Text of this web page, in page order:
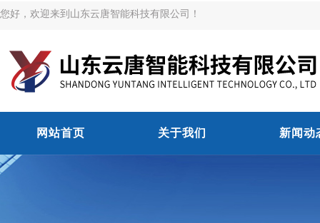
您好，欢迎来到山东云唐智能科技有限公司！
网站首页 关于我们 新闻动